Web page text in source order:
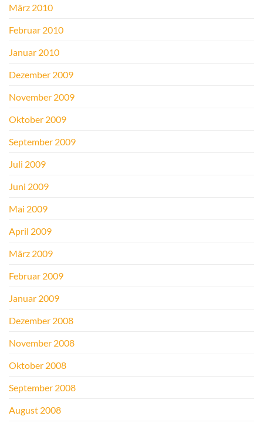
März 2010
Februar 2010
Januar 2010
Dezember 2009
November 2009
Oktober 2009
September 2009
Juli 2009
Juni 2009
Mai 2009
April 2009
März 2009
Februar 2009
Januar 2009
Dezember 2008
November 2008
Oktober 2008
September 2008
August 2008